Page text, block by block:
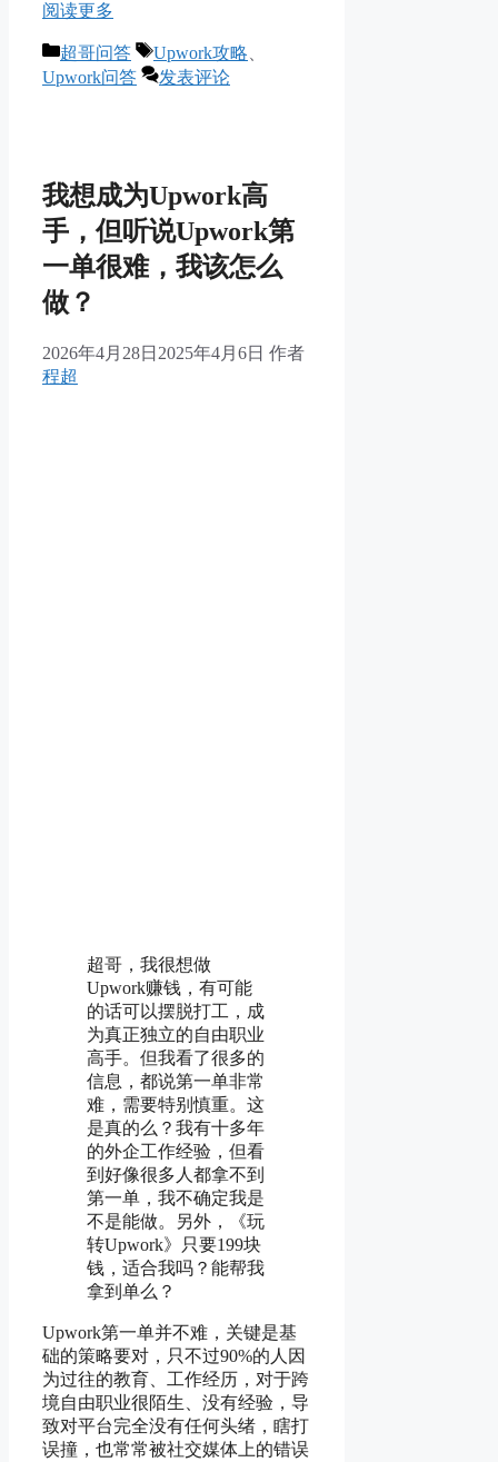
阅读更多
分
类
超哥问答
标
签
Upwork攻略
Upwork问答
发表评论
我想成为Upwork高
手，但听说Upwork第
一单很难，我该怎么
做？
2026年4月28日 2025年4月6日 作者
程超
超哥，我很想做
Upwork赚钱，有可能
的话可以摆脱打工，成
为真正独立的自由职业
高手。但我看了很多的
信息，都说第一单非常
难，需要特别慎重。这
是真的么？我有十多年
的外企工作经验，但看
到好像很多人都拿不到
第一单，我不确定我是
不是能做。另外，《玩
转Upwork》只要199块
钱，适合我吗？能帮我
拿到单么？
Upwork第一单并不难，关键是基
础的策略要对，只不过90%的人因
为过往的教育、工作经历，对于跨
境自由职业很陌生、没有经验，导
致对平台完全没有任何头绪，瞎打
误撞，也常常被社交媒体上的错误